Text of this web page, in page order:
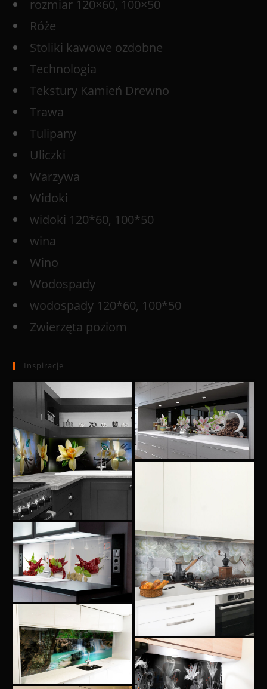
rozmiar 120×60, 100×50
Róże
Stoliki kawowe ozdobne
Technologia
Tekstury Kamień Drewno
Trawa
Tulipany
Uliczki
Warzywa
Widoki
widoki 120*60, 100*50
wina
Wino
Wodospady
wodospady 120*60, 100*50
Zwierzęta poziom
Inspiracje